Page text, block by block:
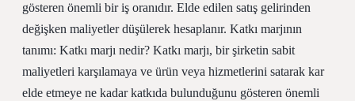
gösteren önemli bir iş oranıdır. Elde edilen satış gelirinden
değişken maliyetler düşülerek hesaplanır. Katkı marjının
tanımı: Katkı marjı nedir? Katkı marjı, bir şirketin sabit
maliyetleri karşılamaya ve ürün veya hizmetlerini satarak kar
elde etmeye ne kadar katkıda bulunduğunu gösteren önemli